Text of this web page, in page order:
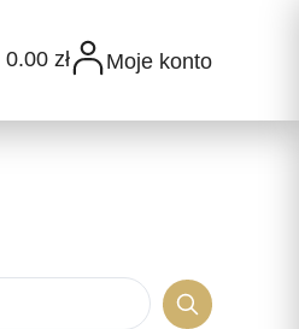
0.00 zł Moje konto